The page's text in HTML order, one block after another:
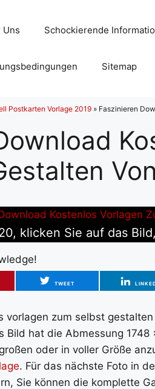
Uns Schockierende
Sitemap
Postkarten Vorlage 2019 » Faszinieren
Von
klicken Sie auf das
TWEET
vorlagen zum selbst
Bild hat die Abmessung
oder in voller Größe
. Für das nächste Foto in
Sie können die komplette